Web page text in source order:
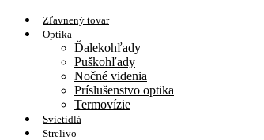
Zľavnený tovar
Optika
Ďalekohľady
Puškohľady
Nočné videnia
Príslušenstvo optika
Termovízie
Svietidlá
Strelivo